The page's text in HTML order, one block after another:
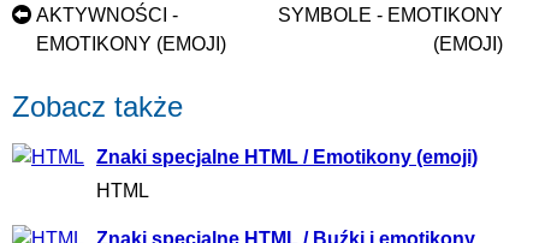
AKTYWNOŚCI -
EMOTIKONY (EMOJI)
SYMBOLE - EMOTIKONY
(EMOJI)
Zobacz także
Znaki specjalne HTML / Emotikony (emoji)
HTML